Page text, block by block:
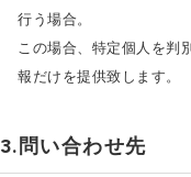
行う場合。
この場合、特定個人を判
報だけを提供致します。
問い合わせ先